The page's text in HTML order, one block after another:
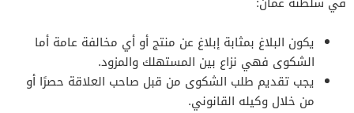
يكون البلاغ بمثابة إبلاغ عن منتج أو أي مخالفة عامة أما
الشكوى فهي نزاع بين المستهلك والمزود.
يجب تقديم طلب الشكوى من قبل صاحب العلاقة حصرًا أو
من خلال وكيله القانوني.